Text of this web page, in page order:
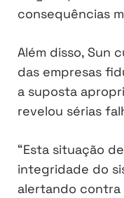
consequências
Além disso, Sun
das empresas
a suposta
revelou sérias
“Esta situação
integridade do
alertando contra